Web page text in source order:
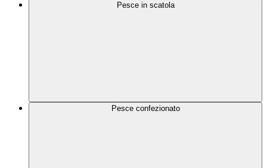
Pesce in scatola
Pesce confezionato